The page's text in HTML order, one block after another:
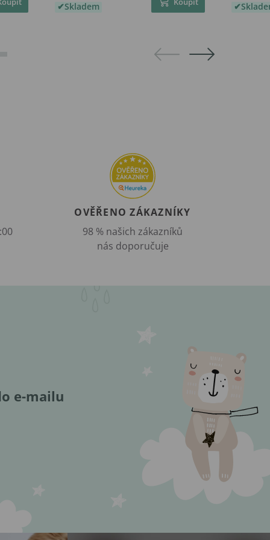
Skladem
OVĚŘENO ZÁKAZNÍKY
98 % našich zákazníků
nás doporučuje
e-mailu